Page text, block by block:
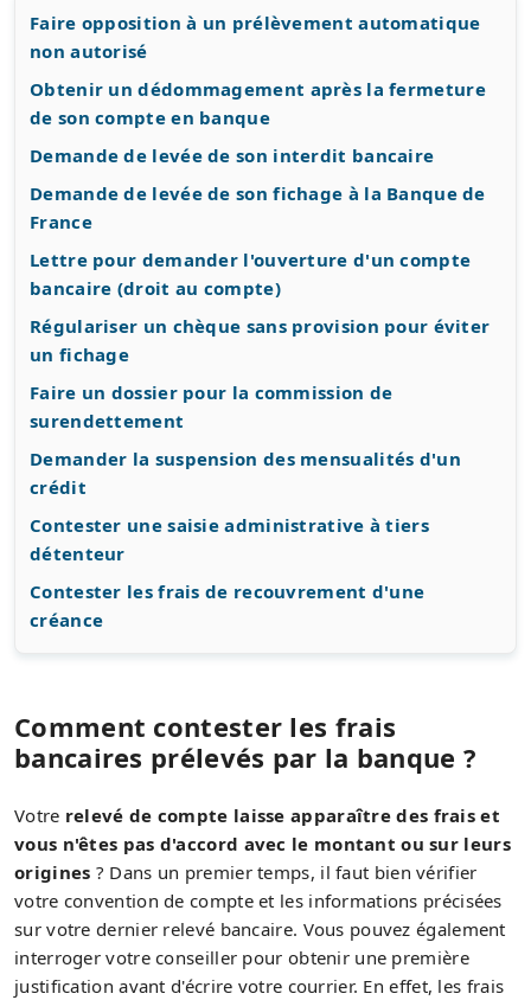
Faire opposition à un prélèvement automatique
non autorisé
Obtenir un dédommagement après la fermeture
de son compte en banque
Demande de levée de son interdit bancaire
Demande de levée de son fichage à la Banque de
France
Lettre pour demander l'ouverture d'un compte
bancaire (droit au compte)
Régulariser un chèque sans provision pour éviter
un fichage
Faire un dossier pour la commission de
surendettement
Demander la suspension des mensualités d'un
crédit
Contester une saisie administrative à tiers
détenteur
Contester les frais de recouvrement d'une
créance
Comment contester les frais
bancaires prélevés par la banque ?
Votre relevé de compte laisse apparaître des frais et
vous n'êtes pas d'accord avec le montant ou sur leurs
origines ? Dans un premier temps, il faut bien vérifier
votre convention de compte et les informations précisées
sur votre dernier relevé bancaire. Vous pouvez également
interroger votre conseiller pour obtenir une première
justification avant d'écrire votre courrier. En effet, les frais